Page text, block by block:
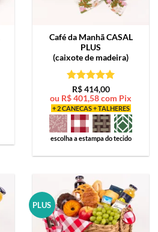
Café da ManhãCASAL
PLUS
(caixote de madeira)
Avaliação5
de 5
R$414,00
ou R$401,58com Pix
+ 2 CANECAS + TALHERES
escolha a estampa do tecido
PLUS